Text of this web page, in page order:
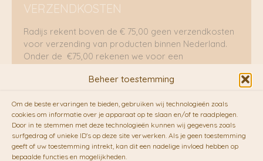
Beheer toestemming
Om de beste ervaringen te bieden, gebruiken wij technologieën zoals
cookies om informatie over je apparaat op te slaan en/of te raadplegen.
Door in te stemmen met deze technologieën kunnen wij gegevens zoals
surfgedrag of unieke ID's op deze site verwerken. Als je geen toestemming
geeft of uw toestemming intrekt, kan dit een nadelige invloed hebben op
bepaalde functies en mogelijkheden.
VERZENDKOSTEN
Radijs rekent boven de € 75,00 geen verzendkosten
voor verzending van producten binnen Nederland.
Onder de €75,00 rekenen we voor een
RADIJS werkt samen met de duurzame bezorgdienst
vanFietskoeriers.nl. Pakketten (mits voorradig) voor
10.00 uur besteld op een doordeweekse dag,
bezorgen zij soms nog op dezelfde dag in de